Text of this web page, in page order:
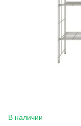
В наличии